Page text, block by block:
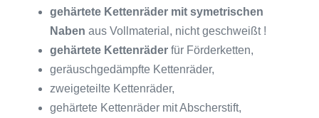
gehärtete Kettenräder mit symetrischen
Naben aus Vollmaterial, nicht geschweißt !
gehärtete Kettenräder für Förderketten,
geräuschgedämpfte Kettenräder,
zweigeteilte Kettenräder,
gehärtete Kettenräder mit Abscherstift,